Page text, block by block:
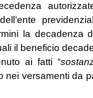
la decadenza
il beneficio
ai fatti “
nei versamenti da